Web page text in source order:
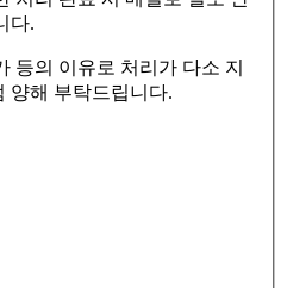
다.
등의 이유로 처리가 다소 지
양해 부탁드립니다.